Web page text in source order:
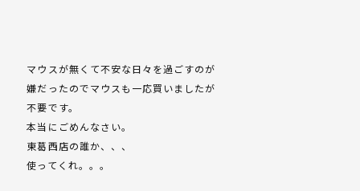
マウスが無くて不安な日々を過ごすのが
嫌だったのでマウスも一応買いましたが
不要です。
本当にごめんなさい。
東葛西店の誰か、、、
使ってくれ。。。